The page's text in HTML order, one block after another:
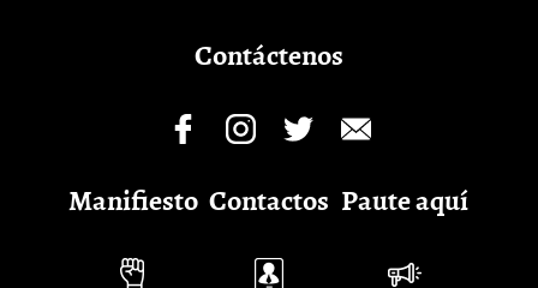
Contáctenos
Manifiesto Contactos Paute aquí